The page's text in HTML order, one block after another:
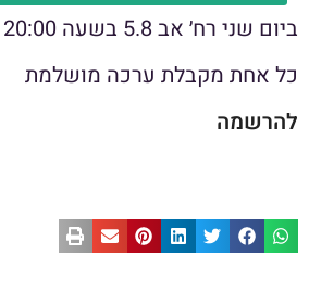
ביום שני רח׳ אב 5.8 בשעה 20:00
כל אחת מקבלת ערכה מושלמת
להרשמה